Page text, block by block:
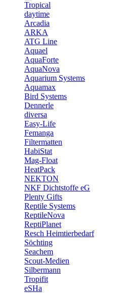
Tropical
daytime
Arcadia
ARKA
ATG Line
Aquael
AquaForte
AquaNova
Aquarium Systems
Aquamax
Bird Systems
Dennerle
diversa
Easy-Life
Femanga
Filtermatten
HabiStat
Mag-Float
HeatPack
NEKTON
NKF Dichtstoffe eG
Plenty Gifts
Reptile Systems
ReptileNova
ReptiPlanet
Resch Heimtierbedarf
Söchting
Seachem
Scout-Medien
Silbermann
Tropifit
eSHa